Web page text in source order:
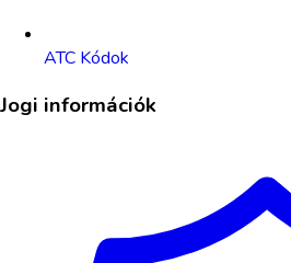
ATC Kódok
Jogi információk